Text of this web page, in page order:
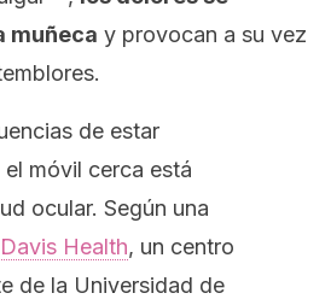
muñeca y provocan a su vez
de estar
móvil cerca está
ocular. Según una
Health, un centro
de la Universidad de